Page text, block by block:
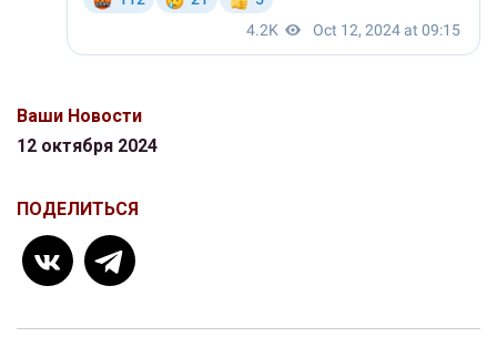
Ваши Новости
12 октября 2024
ПОДЕЛИТЬСЯ